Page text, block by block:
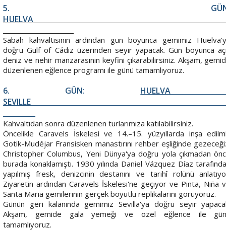
5.
HUELVA
Sabah kahvaltısının ardından gün boyunca gemimiz
doğru Gulf of Cádiz üzerinden seyir yapacak. Gün boyunca
deniz ve nehir manzarasının keyfini çıkarabilirsiniz. Akşam,
düzenlenen eğlence programı ile günü tamamlıyoruz.
6. GÜN:
HUELVA
Kahvaltıdan sonra düzenlenen turlarımıza katılabilirsiniz.
Öncelikle Caravels İskelesi ve 14.–15. yüzyıllarda inşa
Gotik-Mudéjar Fransisken manastırını rehber eşliğinde
Christopher Columbus, Yeni Dünya'ya doğru yola çıkmadan
burada konaklamıştı. 1930 yılında Daniel Vázquez Díaz
yapılmış fresk, denizcinin destanını ve tarihî rolünü
Ziyaretin ardından Caravels İskelesi'ne geçiyor ve Pinta, Niña
Santa Maria gemilerinin gerçek boyutlu replikalarını görüyoruz.
Günün geri kalanında gemimiz Sevilla'ya doğru seyir
Akşam, gemide gala yemeği ve özel eğlence ile
tamamlıyoruz.